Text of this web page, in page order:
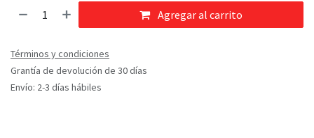
Agregar al carrito
Términos y condiciones
Grantía de devolución de 30 días
Envío: 2-3 días hábiles